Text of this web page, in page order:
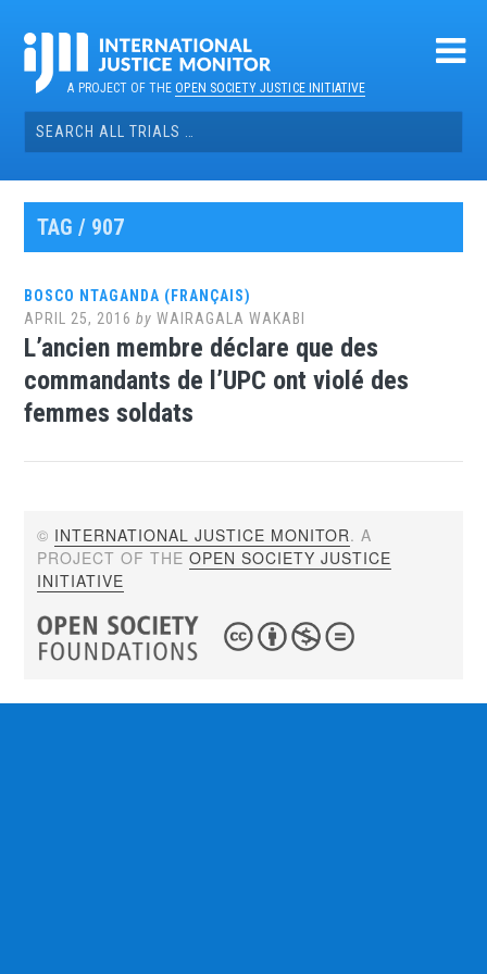
contentA PROJECT OF THEOPEN SOCIETY JUSTICE INITIATIVE
Search
for:
TAG / 907
BOSCO NTAGANDA (FRANÇAIS)
APRIL 25, 2016 byWAIRAGALA WAKABI
L’ancien membre déclare que des
commandants de l’UPC ont violé des
femmes soldats
© INTERNATIONAL JUSTICE MONITOR. A
PROJECT OF THEOPEN SOCIETY JUSTICE
INITIATIVE